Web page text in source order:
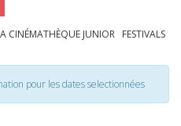
CINÉMATHÈQUE JUNIOR FESTIVALS
pour les dates selectionnées